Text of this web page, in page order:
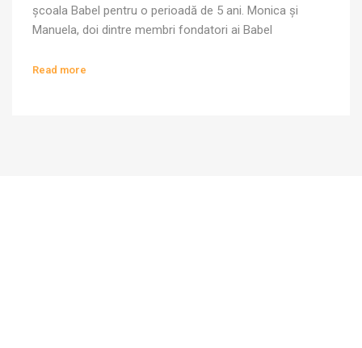
școala Babel pentru o perioadă de 5 ani. Monica și
Manuela, doi dintre membri fondatori ai Babel
mentori și traineri ai școlii noastre, au participat în
Read more